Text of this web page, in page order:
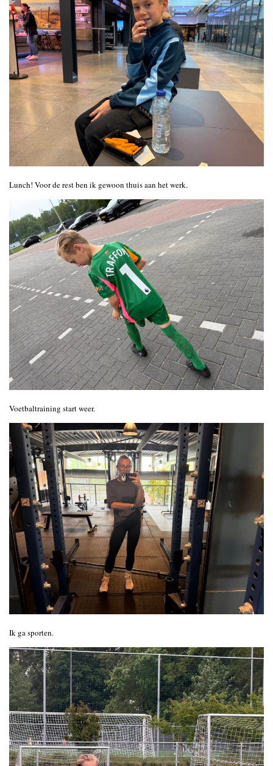
Lunch! Voor de rest ben ik gewoon thuis aan het werk.
Voetbaltraining start weer.
Ik ga sporten.